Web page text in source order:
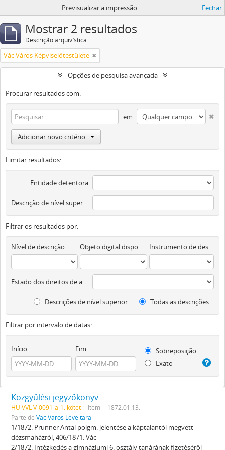
Previsualizar a impressão Fechar
Mostrar 2 resultados
Descrição arquivística
Vác Város Képviselőtestülete
Opções de pesquisa avançada
Procurar resultados com:
em
Adicionar novo critério
Limitar resultados:
Entidade detentora
Descrição de nível superior
Filtrar os resultados por:
Nível de descrição Objeto digital disponível Instrumento de descrição documental
Estado dos direitos de autor
Descrições de nível superior Todas as descrições
Filtrar por intervalo de datas:
Início Fim
Sobreposição
Exato
Közgyűlési jegyzőkönyv
HU VVL V-0091-a-1. kötet Item
1872.01.13.
Parte de Vác Város Levéltára
1/1872. Prunner Antal polgm. jelentése a káptalantól megvett
dézsmaházról, 406/1871. Vác
2/1872. Intézkedés a gimnáziumi 6. osztály tanárának fizetéséről